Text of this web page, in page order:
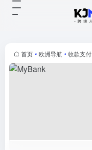
首页 • 欧洲导航 • 收款支付